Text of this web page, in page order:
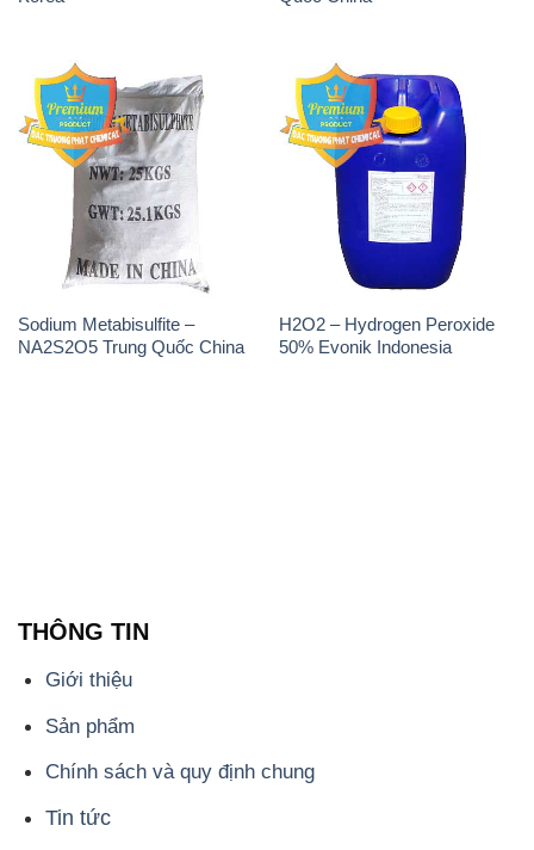
Sodium Metabisulfite –
NA2S2O5 Trung Quốc China
H2O2 – Hydrogen Peroxide
50% Evonik Indonesia
THÔNG TIN
Giới thiệu
Sản phẩm
Chính sách và quy định chung
Tin tức